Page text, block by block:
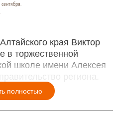
края Виктор
в торжественной
школе имени Алексея
правительство региона.
полностью